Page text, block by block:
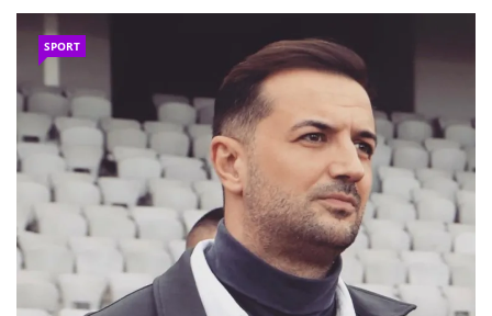
SPORT